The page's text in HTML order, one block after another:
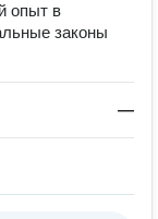
опыт в
законы
—